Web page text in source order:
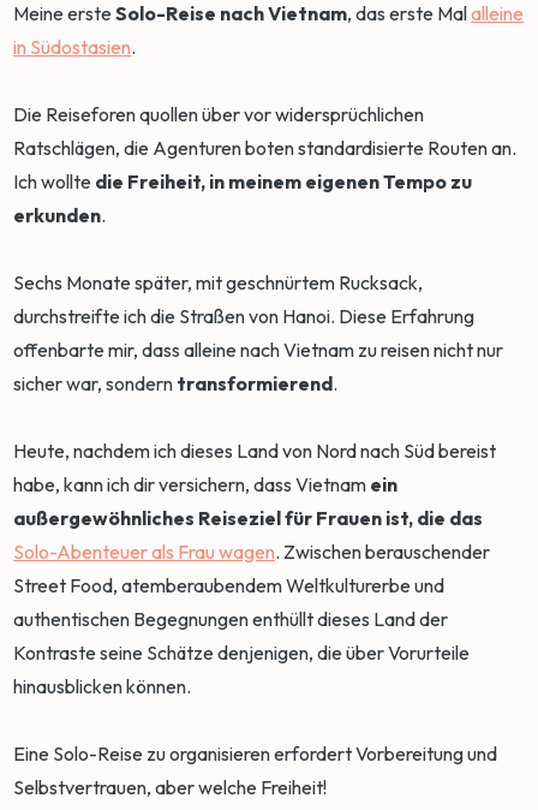
Meine ersteSolo-Reise nach Vietnam, das erste Malalleine
in Südostasien.
Die Reiseforen quollen über vor widersprüchlichen
Ratschlägen, die Agenturen boten standardisierte Routen an.
Ich wollte die Freiheit, in meinem eigenen Tempo zu
erkunden.
Sechs Monate später, mit geschnürtem Rucksack,
durchstreifte ich die Straßen von Hanoi. Diese Erfahrung
offenbarte mir, dass alleine nach Vietnam zu reisen nicht nur
sicher war, sondern transformierend.
Heute, nachdem ich dieses Land von Nord nach Süd bereist
habe, kann ich dir versichern, dass Vietnam ein
außergewöhnliches Reiseziel für Frauen ist, die das
Solo-Abenteuer als Frau wagen. Zwischen berauschender
Street Food, atemberaubendem Weltkulturerbe und
authentischen Begegnungen enthüllt dieses Land der
Kontraste seine Schätze denjenigen, die über Vorurteile
hinausblicken können.
Eine Solo-Reise zu organisieren erfordert Vorbereitung und
Selbstvertrauen, aber welche Freiheit!